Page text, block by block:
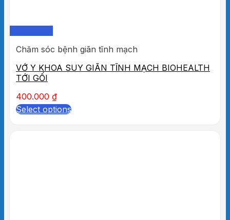
Chăm sóc bệnh giãn tĩnh mạch
VỚ Y KHOA SUY GIÃN TĨNH MẠCH BIOHEALTH
TỚI GỐI
400.000 ₫
Select options